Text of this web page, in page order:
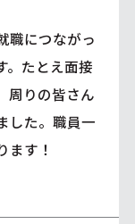
職につながっ
。たとえ面接
周りの皆さん
した。職員一
ます！